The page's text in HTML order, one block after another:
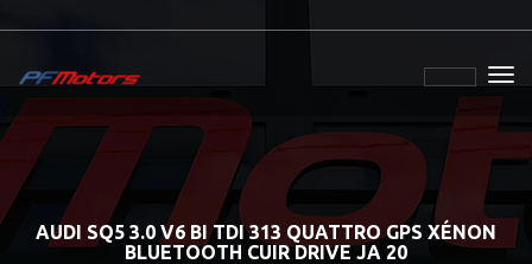
AUDI SQ5 3.0 V6 BI TDI 313 QUATTRO GPS XÉNON
BLUETOOTH CUIR DRIVE JA 20